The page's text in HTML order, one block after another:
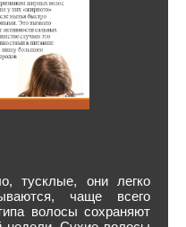
тусклые, они легко
чаще всего
волосы сохраняют